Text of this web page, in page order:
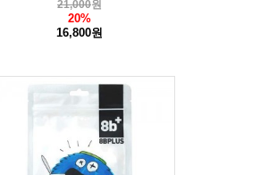
21,000원
20%
16,800원